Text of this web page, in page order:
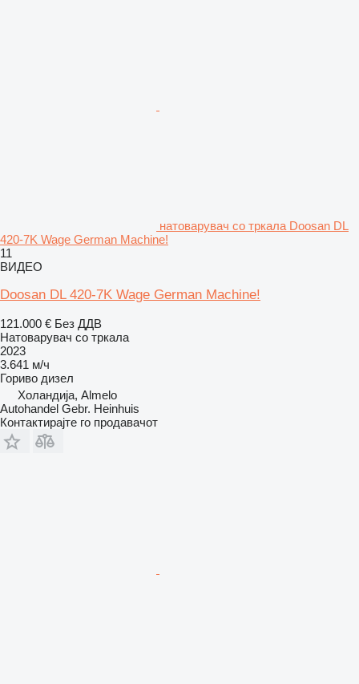
натоварувач со тркала Doosan DL
420-7K Wage German Machine!
11
ВИДЕО
Doosan DL 420-7K Wage German Machine!
121.000 € Без ДДВ
Натоварувач со тркала
2023
3.641 м/ч
Гориво дизел
Холандија, Almelo
Autohandel Gebr. Heinhuis
Контактирајте го продавачот